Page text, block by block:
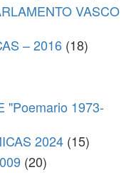
VASCO
– 2016 (18)
"Poemario 1973-
2024 (15)
(20)